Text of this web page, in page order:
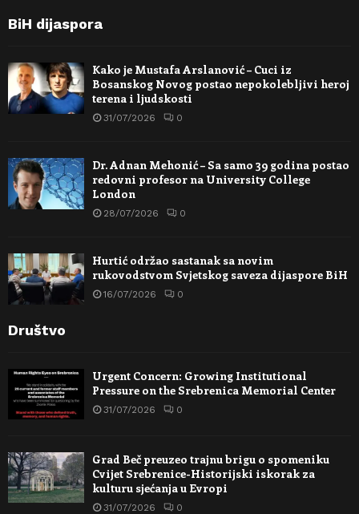
BiH dijaspora
Kako je Mustafa Arslanović – Cuci iz
Bosanskog Novog postao nepokolebljivi heroj
terena i ljudskosti
31/07/2026 0
Dr. Adnan Mehonić – Sa samo 39 godina postao
redovni profesor na University College
London
28/07/2026 0
Hurtić održao sastanak sa novim
rukovodstvom Svjetskog saveza dijaspore BiH
16/07/2026 0
Društvo
Urgent Concern: Growing Institutional
Pressure on the Srebrenica Memorial Center
31/07/2026 0
Grad Beč preuzeo trajnu brigu o spomeniku
Cvijet Srebrenice-Historijski iskorak za
kulturu sjećanja u Evropi
31/07/2026 0